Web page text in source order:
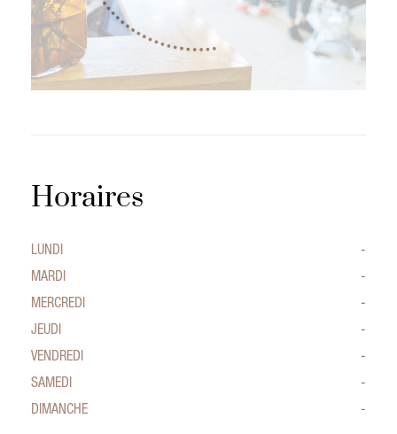
Horaires
LUNDI
-
MARDI
-
MERCREDI
-
JEUDI
-
VENDREDI
-
SAMEDI
-
DIMANCHE
-